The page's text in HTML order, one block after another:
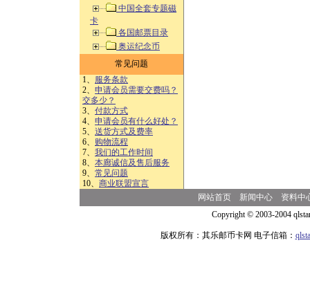
中国全套专题磁
卡
各国邮票目录
奥运纪念币
常见问题
1、 服务条款
2、 申请会员需要交费吗？
交多少？
3、 付款方式
4、 申请会员有什么好处？
5、 送货方式及费率
6、 购物流程
7、 我们的工作时间
8、 本廊诚信及售后服务
9、 常见问题
10、 商业联盟宣言
网站首页 新闻中心
资料中
Copyright © 2003-2004
版权所有：其乐邮币卡网 电子信箱：